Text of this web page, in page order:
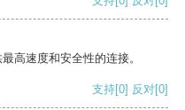
高速度和安全性的连接。
支持[0] 反对[0]